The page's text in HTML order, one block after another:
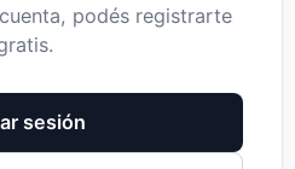
podés registrarte
sesión